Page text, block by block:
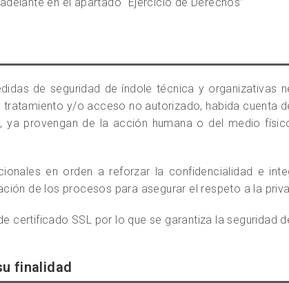
de seguridad de índole técnica y organizativas
y/o acceso no autorizado, habida cuenta
provengan de la acción humana o del medio
en orden a reforzar la confidencialidad e
de los procesos para asegurar el respeto a la
certificado SSL por lo que se garantiza la seguridad
finalidad